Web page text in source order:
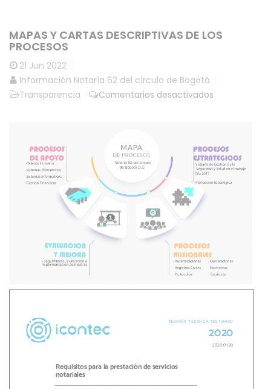
MAPAS Y CARTAS DESCRIPTIVAS DE LOS
PROCESOS
21 Jun 2022
Información Notaría 62 del círculo de Bogotá
Transparencia
Comentarios desactivados
descriptivas
de
los